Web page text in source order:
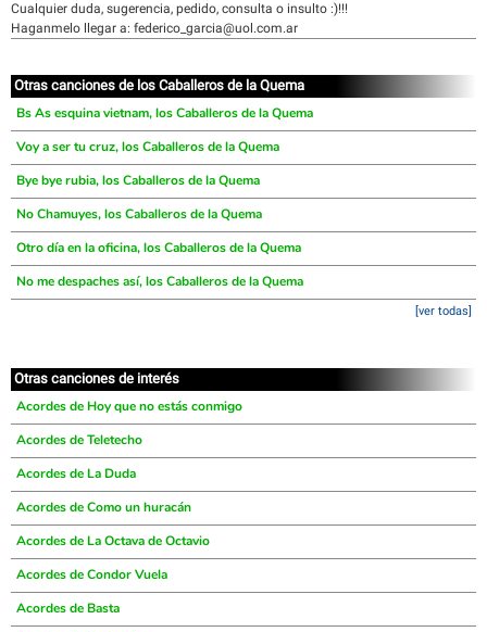
Cualquier duda, sugerencia, pedido, consulta o insulto :)!!!
Haganmelo llegar a: federico_garcia@uol.com.ar
Otras canciones de los Caballeros de la Quema
Bs As esquina vietnam, los Caballeros de la Quema
Voy a ser tu cruz, los Caballeros de la Quema
Bye bye rubia, los Caballeros de la Quema
No Chamuyes, los Caballeros de la Quema
Otro día en la oficina, los Caballeros de la Quema
No me despaches así, los Caballeros de la Quema
[ver todas]
Otras canciones de interés
Acordes de Hoy que no estás conmigo
Acordes de Teletecho
Acordes de La Duda
Acordes de Como un huracán
Acordes de La Octava de Octavio
Acordes de Condor Vuela
Acordes de Basta